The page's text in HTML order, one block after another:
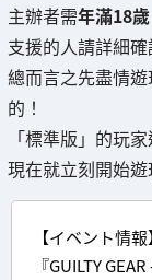
主辦者需年滿18歲
支援的人請詳細
總而言之先盡情遊
的！
「標準版」的玩
現在就立刻開始遊
【イベント情報】
『GUILTY